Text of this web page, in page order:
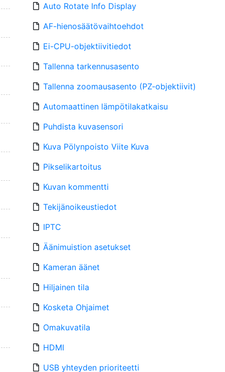
Auto Rotate Info Display
AF-hienosäätövaihtoehdot
Ei-CPU-objektiivitiedot
Tallenna tarkennusasento
Tallenna zoomausasento (PZ-objektiivit)
Automaattinen lämpötilakatkaisu
Puhdista kuvasensori
Kuva Pölynpoisto Viite Kuva
Pikselikartoitus
Kuvan kommentti
Tekijänoikeustiedot
IPTC
Äänimuistion asetukset
Kameran äänet
Hiljainen tila
Kosketa Ohjaimet
Omakuvatila
HDMI
USB yhteyden prioriteetti